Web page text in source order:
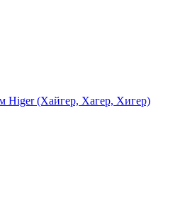
Higer (Хайгер, Хагер, Хигер)